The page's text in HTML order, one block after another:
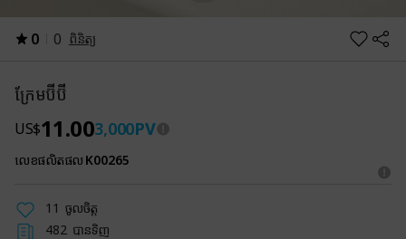
0 0 ពិនិត្យ
ក្រែមប៊ីប៊ី
US$11.003,000PV
លេខផលិតផលK00265
11 ចូលចិត្ត
482 បានទិញ